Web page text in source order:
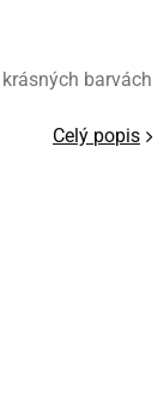
barvách
Celý popis